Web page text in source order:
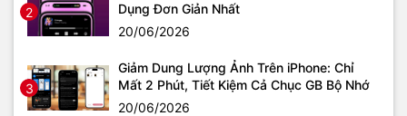
2
Dụng Đơn Giản Nhất
20/06/2026
3
Giảm Dung Lượng Ảnh Trên iPhone: Chỉ
Mất 2 Phút, Tiết Kiệm Cả Chục GB Bộ Nhớ
20/06/2026